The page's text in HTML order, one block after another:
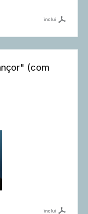
inclui
(com
inclui